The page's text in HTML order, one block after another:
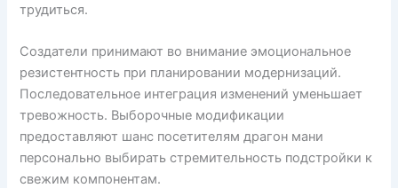
трудиться.
Создатели принимают во внимание эмоциональное
резистентность при планировании модернизаций.
Последовательное интеграция изменений уменьшает
тревожность. Выборочные модификации
предоставляют шанс посетителям драгон мани
персонально выбирать стремительность подстройки к
свежим компонентам.